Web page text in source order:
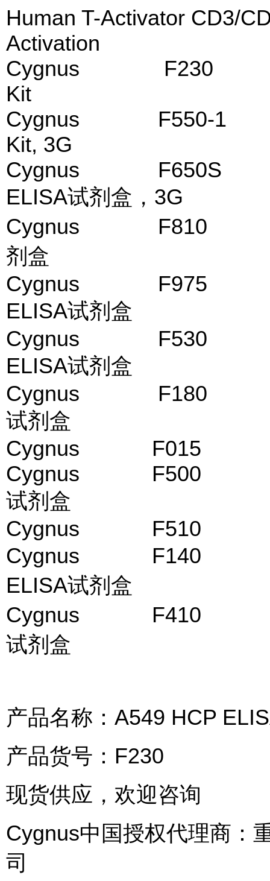
Human T-Activator CD3/
Activation
Cygnus F230
Kit
Cygnus F550-1
Kit, 3G
Cygnus
ELISA试剂盒，3G
Cygnus F810
剂盒
Cygnus F975
ELISA试剂盒
Cygnus F530
ELISA试剂盒
Cygnus F180
试剂盒
Cygnus F015
Cygnus F500
试剂盒
Cygnus F510
Cygnus F140
ELISA试剂盒
Cygnus F410
试剂盒
产品名称：A549 HCP
产品货号：F230
现货供应，欢迎咨询
Cygnus中国授权代理商：
司